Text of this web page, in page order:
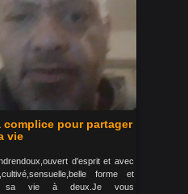
complice pour partager
vie
d'esprit et avec
forme et
sa vie à deux.Je vous